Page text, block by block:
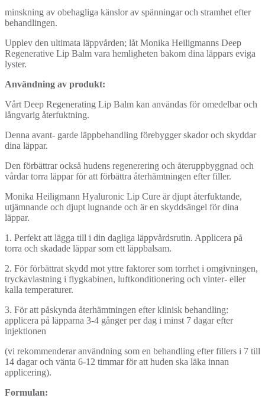
minskning av obehagliga känslor av spänningar och stramhet efter
behandlingen.
Upplev den ultimata läppvården; låt Monika Heiligmanns Deep
Regenerative Lip Balm vara hemligheten bakom dina läppars eviga
lyster.
Användning av produkt:
Vårt Deep Regenerating Lip Balm kan användas för omedelbar och
långvarig återfuktning.
Denna avant- garde läppbehandling förebygger skador och skyddar
dina läppar.
Den förbättrar också hudens regenerering och återuppbyggnad och
vårdar torra läppar för att förbättra återhämtningen efter filler.
Monika Heiligmann Hyaluronic Lip Cure är djupt återfuktande,
utjämnande och djupt lugnande och är en skyddsängel för dina
läppar.
1. Perfekt att lägga till i din dagliga läppvårdsrutin. Applicera på
torra och skadade läppar som ett läppbalsam.
2. För förbättrat skydd mot yttre faktorer som torrhet i omgivningen,
tryckavlastning i flygkabinen, luftkonditionering och vinter- eller
kalla temperaturer.
3. För att påskynda återhämtningen efter klinisk behandling:
applicera på läpparna 3-4 gånger per dag i minst 7 dagar efter
injektionen
(vi rekommenderar användning som en behandling efter fillers i 7 till
14 dagar och vänta 6-12 timmar för att huden ska läka innan
applicering).
Formulan: